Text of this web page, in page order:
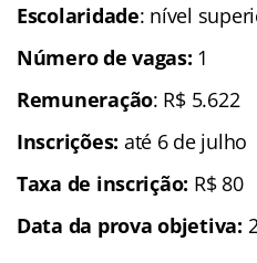
Escolaridade: nível
Número de vagas: 1
Remuneração: R$ 5.622
Inscrições: até 6 de julho
Taxa de inscrição: R$ 80
Data da prova objetiva: